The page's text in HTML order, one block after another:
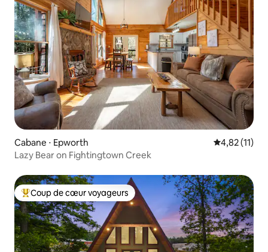
Cabane ⋅ Epworth Évaluation
4,82 (11)
Lazy Bear on Fightingtown Creek
Coups de cœur voyageurs les plus appréciés
Coup de cœur voyageurs